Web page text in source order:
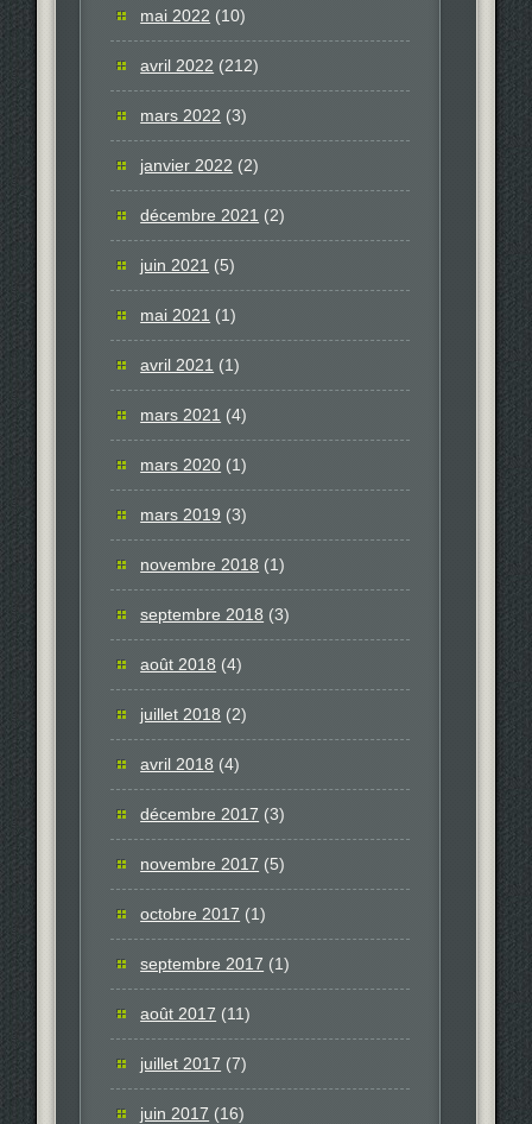
mai 2022 (10)
avril 2022 (212)
mars 2022 (3)
janvier 2022 (2)
décembre 2021 (2)
juin 2021 (5)
mai 2021 (1)
avril 2021 (1)
mars 2021 (4)
mars 2020 (1)
mars 2019 (3)
novembre 2018 (1)
septembre 2018 (3)
août 2018 (4)
juillet 2018 (2)
avril 2018 (4)
décembre 2017 (3)
novembre 2017 (5)
octobre 2017 (1)
septembre 2017 (1)
août 2017 (11)
juillet 2017 (7)
juin 2017 (16)